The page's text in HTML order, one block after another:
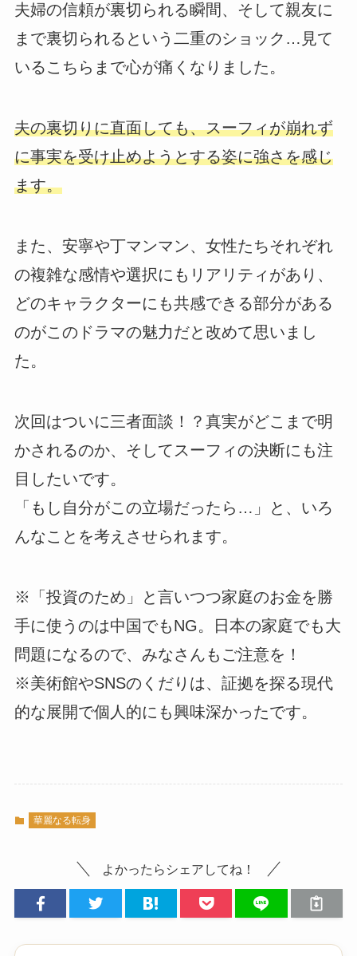
夫婦の信頼が裏切られる瞬間、そして親友に
まで裏切られるという二重のショック…見て
いるこちらまで心が痛くなりました。
夫の裏切りに直面しても、スーフィが崩れず
に事実を受け止めようとする姿に強さを感じ
ます。
また、安寧や丁マンマン、女性たちそれぞれ
の複雑な感情や選択にもリアリティがあり、
どのキャラクターにも共感できる部分がある
のがこのドラマの魅力だと改めて思いまし
た。
次回はついに三者面談！？真実がどこまで明
かされるのか、そしてスーフィの決断にも注
目したいです。
「もし自分がこの立場だったら…」と、いろ
んなことを考えさせられます。
※「投資のため」と言いつつ家庭のお金を勝
手に使うのは中国でもNG。日本の家庭でも大
問題になるので、みなさんもご注意を！
※美術館やSNSのくだりは、証拠を探る現代
的な展開で個人的にも興味深かったです。
華麗なる転身
よかったらシェアしてね！